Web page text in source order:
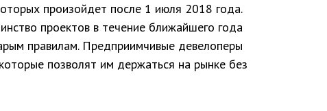
произойдет после 1 июля 2018 года.
проектов в течение ближайшего года
правилам. Предприимчивые девелоперы
позволят им держаться на рынке без